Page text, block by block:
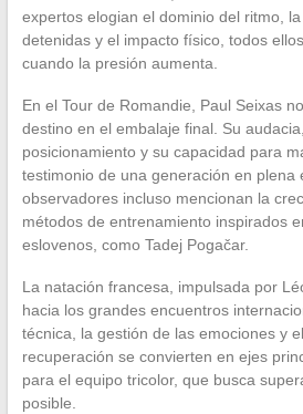
expertos elogian el dominio del ritmo,
detenidas y el impacto físico, todos
cuando la presión aumenta.
En el Tour de Romandie, Paul Seixas
destino en el embalaje final. Su
posicionamiento y su capacidad para
testimonio de una generación en plena
observadores incluso mencionan la
métodos de entrenamiento inspirados
eslovenos, como Tadej Pogačar.
La natación francesa, impulsada por
hacia los grandes encuentros
técnica, la gestión de las emociones y
recuperación se convierten en ejes
para el equipo tricolor, que busca
posible.